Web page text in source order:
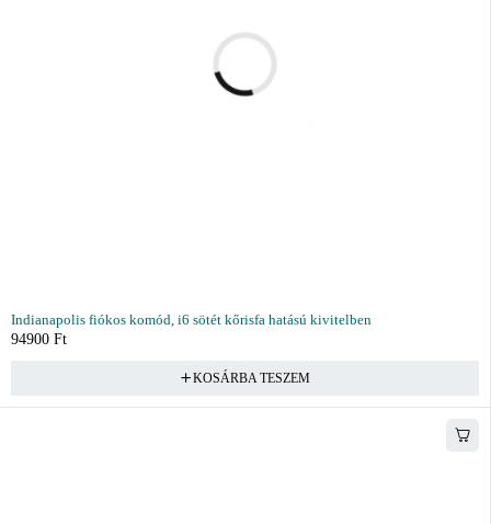
Indianapolis fiókos komód, i6 sötét kőrisfa hatású kivitelben
94900 Ft
KOSÁRBA TESZEM